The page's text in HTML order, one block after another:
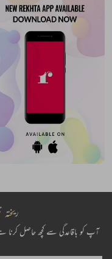
ریختہ
آپ کو باقاعدگی سے کچھ حاصل